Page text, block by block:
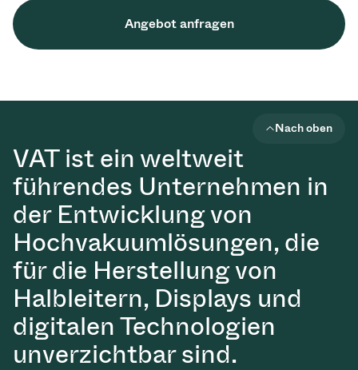
Angebot anfragen
VAT ist ein weltweit
führendes Unternehmen in
der Entwicklung von
Hochvakuumlösungen, die
für die Herstellung von
Halbleitern, Displays und
digitalen Technologien
unverzichtbar sind.
Nach oben